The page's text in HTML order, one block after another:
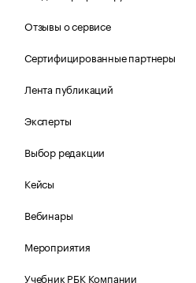
Отзывы о сервисе
Сертифицированные партнеры
Лента публикаций
Эксперты
Выбор редакции
Кейсы
Вебинары
Мероприятия
Учебник РБК Компании